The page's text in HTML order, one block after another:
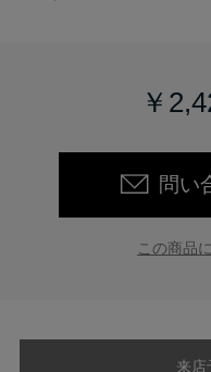
￥
問い
この商品
来店